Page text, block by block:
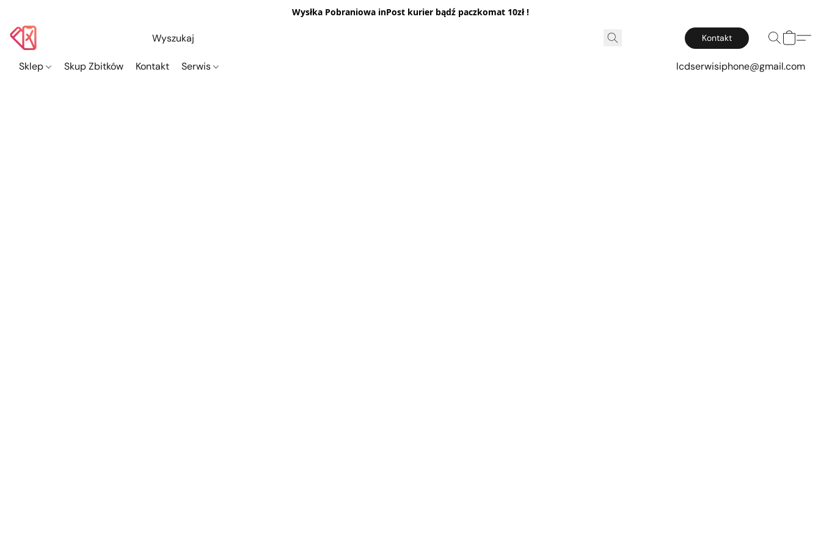
Wysłka Pobraniowa inPost kurier bądź paczkomat 10zł !
Kontakt
Sklep Skup Zbitków Kontakt Serwis lcdserwisiphone@gmail.com